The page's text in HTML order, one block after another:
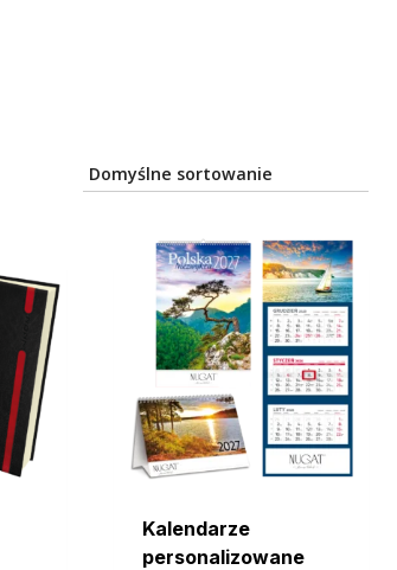
Kalendarze
personalizowane